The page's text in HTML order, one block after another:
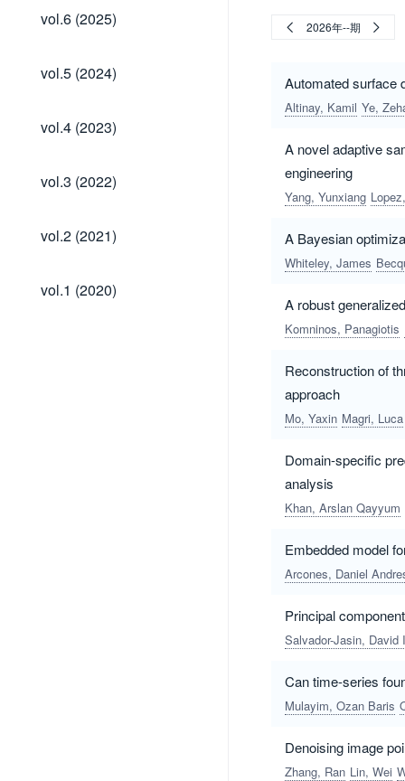
vol.6
(2025)
vol.6 (2025)
vol.5
(2024)
vol.5 (2024)
vol.4
(2023)
vol.4 (2023)
vol.3
(2022)
vol.3 (2022)
vol.2
(2021)
vol.2 (2021)
vol.1
(2020)
vol.1 (2020)
2026年--期
Automated surface
Altinay, Kamil Ye,
A novel adaptive
engineering
Yang, Yunxiang
A Bayesian
Whiteley, James
A robust
Komninos, Panagiotis
Reconstruction of
approach
Mo, Yaxin Magri, Luca
Domain-specific
analysis
Khan, Arslan Qayyum
Embedded model
Arcones, Daniel
Principal
Salvador-Jasin, David
Can time-series
Mulayim, Ozan Baris
Denoising image
Zhang, Ran Lin, Wei